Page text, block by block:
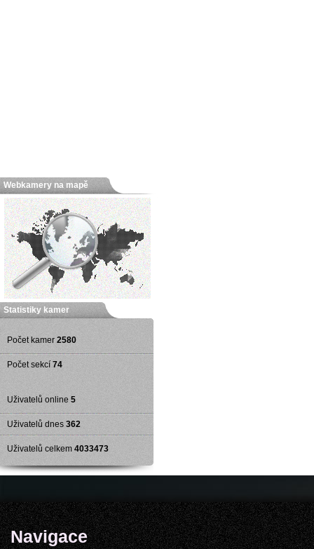
Webkamery na mapě
Statistiky kamer
Počet kamer 2580
Počet sekcí 74
Uživatelů online 5
Uživatelů dnes 362
Uživatelů celkem 4033473
Navigace